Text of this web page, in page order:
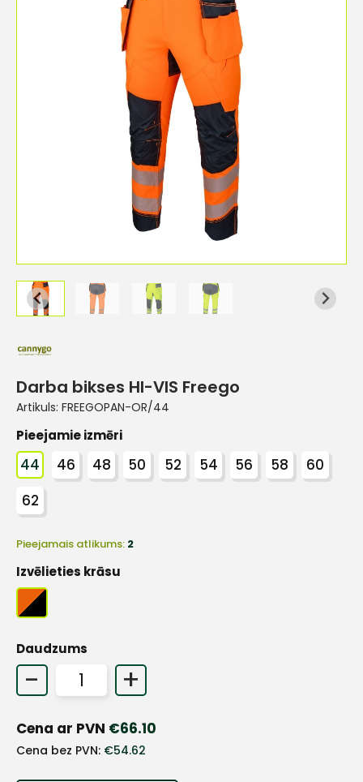
Darba bikses HI-VIS Freego
Artikuls: FREEGOPAN-OR/44
Pieejamie izmēri
44 46 48 50 52 54 56 58
60
62
Pieejamais atlikums: 2
Izvēlieties krāsu
Daudzums
- +
Cena ar PVN €66.10
Cena bez PVN: €54.62
+